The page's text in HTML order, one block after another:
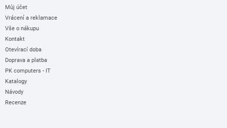
Můj účet
Vrácení a reklamace
Vše o nákupu
Kontakt
Otevírací doba
Doprava a platba
PK computers - IT
Katalogy
Návody
Recenze